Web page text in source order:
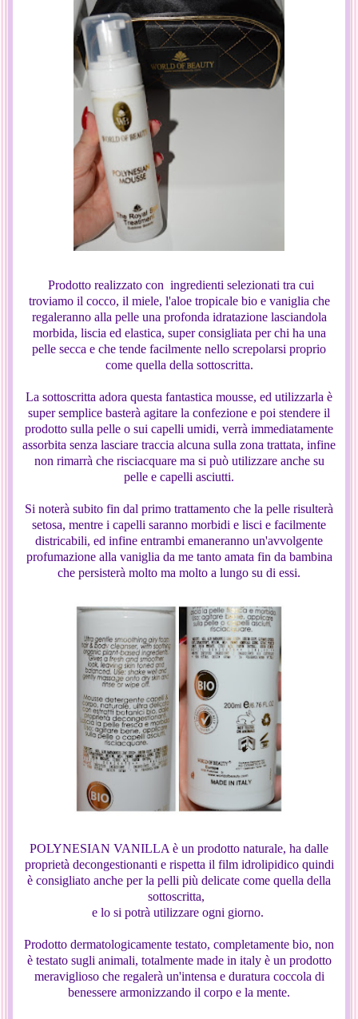
Prodotto realizzato con ingredienti selezionati tra cui
troviamo il cocco, il miele, l'aloe tropicale bio e vaniglia che
regaleranno alla pelle una profonda idratazione lasciandola
morbida, liscia ed elastica, super consigliata per chi ha una
pelle secca e che tende facilmente nello screpolarsi proprio
come quella della sottoscritta.
La sottoscritta adora questa fantastica mousse, ed utilizzarla è
super semplice basterà agitare la confezione e poi stendere il
prodotto sulla pelle o sui capelli umidi, verrà immediatamente
assorbita senza lasciare traccia alcuna sulla zona trattata, infine
non rimarrà che risciacquare ma si può utilizzare anche su
pelle e capelli asciutti.
Si noterà subito fin dal primo trattamento che la pelle risulterà
setosa, mentre i capelli saranno morbidi e lisci e facilmente
districabili, ed infine entrambi emaneranno un'avvolgente
profumazione alla vaniglia da me tanto amata fin da bambina
che persisterà molto ma molto a lungo su di essi.
POLYNESIAN VANILLA è un prodotto naturale, ha dalle
proprietà decongestionanti e rispetta il film idrolipidico quindi
è consigliato anche per la pelli più delicate come quella della
sottoscritta,
e lo si potrà utilizzare ogni giorno.
Prodotto dermatologicamente testato, completamente bio, non
è testato sugli animali, totalmente made in italy è un prodotto
meraviglioso che regalerà un'intensa e duratura coccola di
benessere armonizzando il corpo e la mente.